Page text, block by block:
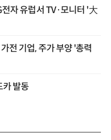
자 유럽서 TV·모니터 '大
전 기업, 주가 부양 '총력
카 발동